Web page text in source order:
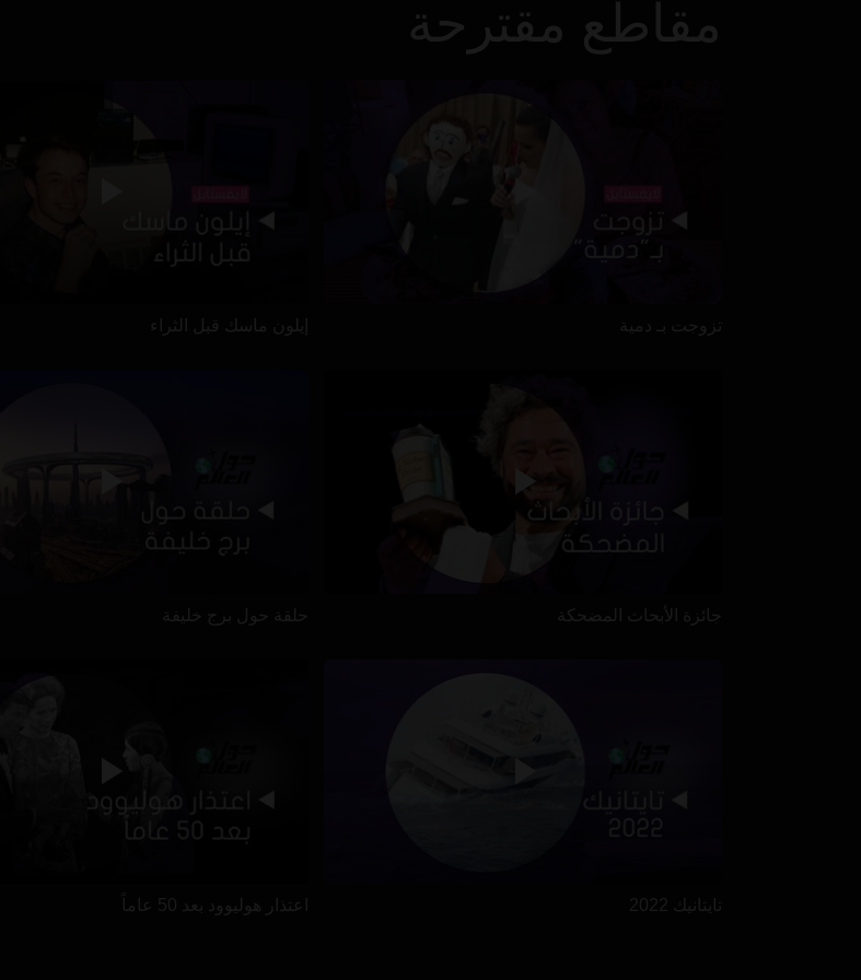
مقاطع مقترحة
تزوجت بـ دمية إيلون ماسك قبل الثراء
جائزة الأبحاث المضحكة حلقة حول برج خليفة
تايتانيك 2022 اعتذار هوليوود بعد 50 عاماً